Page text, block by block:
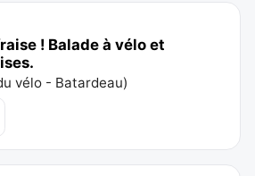
! Balade à vélo et
vélo - Batardeau)